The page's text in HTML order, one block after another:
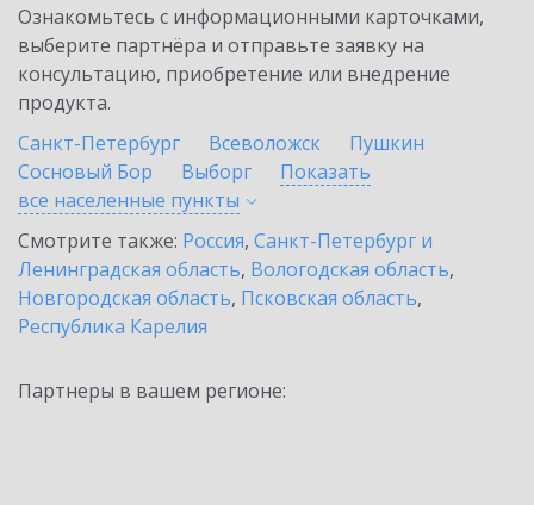
Ознакомьтесь с информационными карточками,
выберите партнёра и отправьте заявку на
консультацию, приобретение или внедрение
продукта.
Санкт-Петербург
Всеволожск
Пушкин
Сосновый Бор
Выборг
Показать
все населенные пункты
Смотрите также: Россия, Санкт-Петербург и
Ленинградская область, Вологодская область,
Новгородская область, Псковская область,
Республика Карелия
Партнеры в вашем регионе: